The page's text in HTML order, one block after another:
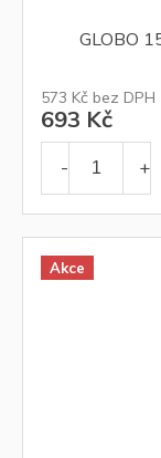
GLOBO
573 Kč bez DPH
693 Kč
Akce